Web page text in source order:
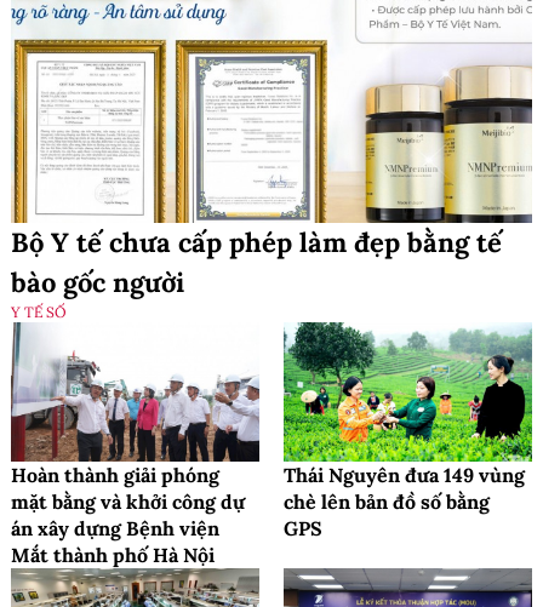
Bộ Y tế chưa cấp phép làm đẹp bằng tế
bào gốc người
Y TẾ SỐ
Hoàn thành giải phóng
mặt bằng và khởi công dự
án xây dựng Bệnh viện
Mắt thành phố Hà Nội
Thái Nguyên đưa 149 vùng
chè lên bản đồ số bằng
GPS